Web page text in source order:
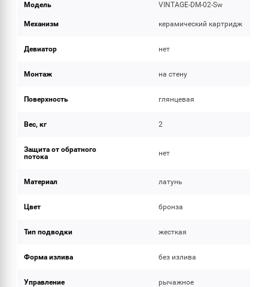
Модель VINTAGE-DM-02-Sw
Механизм керамический картридж
Девиатор нет
Монтаж на стену
Поверхность глянцевая
Вес, кг 2
Защита от обратного
потока
нет
Материал латунь
Цвет бронза
Тип подводки жесткая
Форма излива без излива
Управление рычажное